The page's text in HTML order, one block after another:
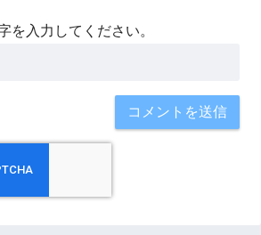
を入力してください。